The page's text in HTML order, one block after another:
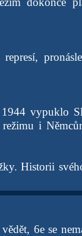
vypuklo
režimu i
Historii
6e se